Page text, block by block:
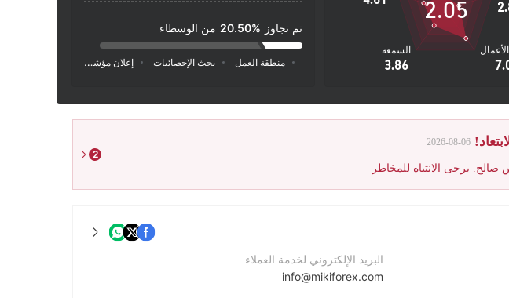
السمعة
3.86
2.05
تم تجاوز 20.50% من الوسطاء
منطقة العمل بحث الإحصائيات إعلان مؤشر السوشيال ميديا
2026-08-06
يرجى الانتباه للمخاطر
2
البريد الإلكتروني لخدمة العملاء
info@mikiforex.com